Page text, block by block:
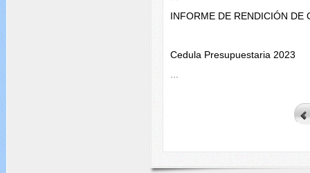
INFORME DE RENDICIÓN DE
Cedula Presupuestaria 2023